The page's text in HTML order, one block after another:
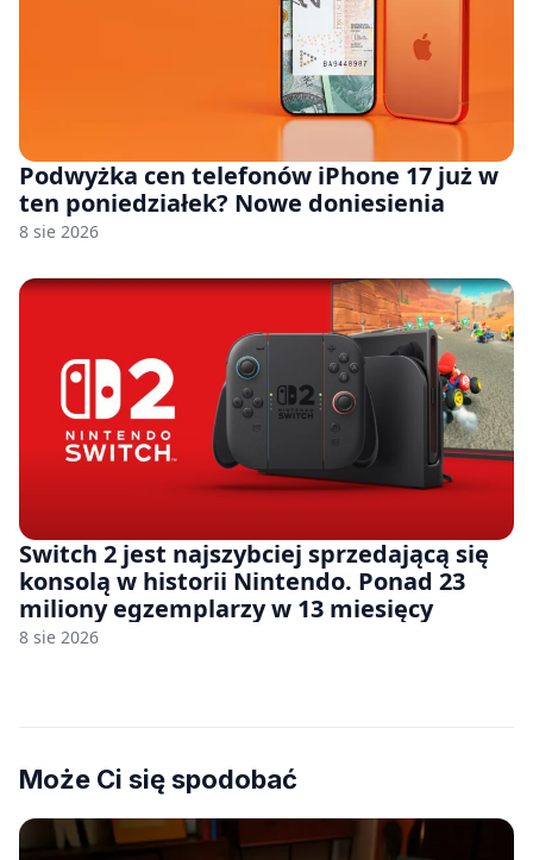
Podwyżka cen telefonów iPhone 17 już w
ten poniedziałek? Nowe doniesienia
8 sie 2026
Switch 2 jest najszybciej sprzedającą się
konsolą w historii Nintendo. Ponad 23
miliony egzemplarzy w 13 miesięcy
8 sie 2026
Może Ci się spodobać